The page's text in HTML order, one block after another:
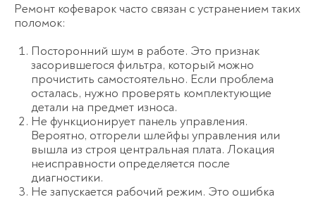
Ремонт кофеварок часто связан с устранением таких
поломок:
Посторонний шум в работе. Это признак
засорившегося фильтра, который можно
прочистить самостоятельно. Если проблема
осталась, нужно проверять комплектующие
детали на предмет износа.
Не функционирует панель управления.
Вероятно, отгорели шлейфы управления или
вышла из строя центральная плата. Локация
неисправности определяется после
диагностики.
Не запускается рабочий режим. Это ошибка